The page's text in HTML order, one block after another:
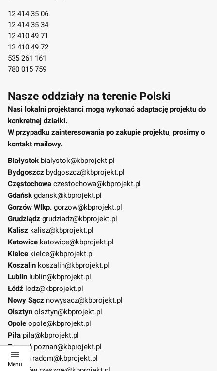
12 414 35 06
12 414 35 34
12 410 49 71
12 410 49 72
535 261 161
780 015 759
Nasze oddziały na terenie Polski
Nasi lokalni projektanci mogą wykonać adaptację projektu do
konkretnej działki.
W przypadku zainteresowania po zakupie projektu, prosimy o
kontakt mailowy.
Białystok bialystok@kbprojekt.pl
Bydgoszcz bydgoszcz@kbprojekt.pl
Częstochowa czestochowa@kbprojekt.pl
Gdańsk gdansk@kbprojekt.pl
Gorzów Wlkp. gorzow@kbprojekt.pl
Grudziądz grudziadz@kbprojekt.pl
Kalisz kalisz@kbprojekt.pl
Katowice katowice@kbprojekt.pl
Kielce kielce@kbprojekt.pl
Koszalin koszalin@kbprojekt.pl
Lublin lublin@kbprojekt.pl
Łódź lodz@kbprojekt.pl
Nowy Sącz nowysacz@kbprojekt.pl
Olsztyn olsztyn@kbprojekt.pl
Opole opole@kbprojekt.pl
Piła pila@kbprojekt.pl
Poznań poznan@kbprojekt.pl
Radom radom@kbprojekt.pl
Menu